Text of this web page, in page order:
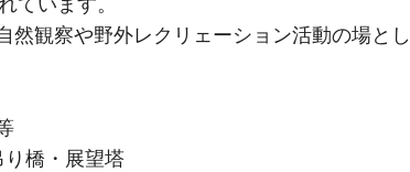
ています。
観察や野外レクリェーション活動の場と
橋・展望塔